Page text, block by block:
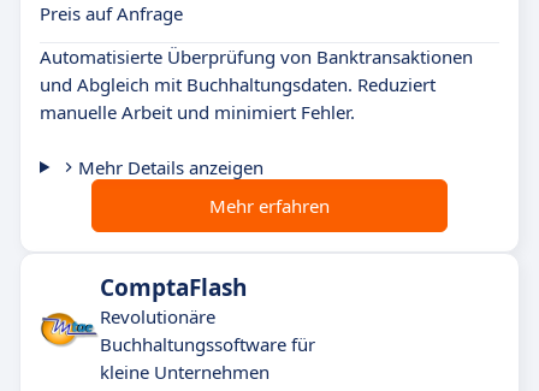
Preis auf Anfrage
Automatisierte Überprüfung von Banktransaktionen
und Abgleich mit Buchhaltungsdaten. Reduziert
manuelle Arbeit und minimiert Fehler.
Mehr Details anzeigen
Mehr erfahren
ComptaFlash
Revolutionäre
Buchhaltungssoftware für
kleine Unternehmen